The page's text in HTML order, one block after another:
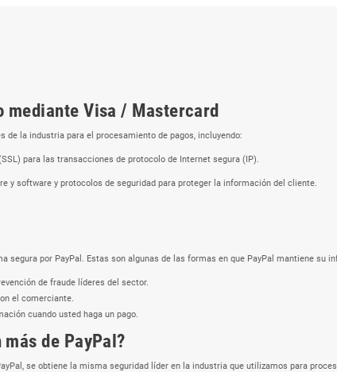
mediante Visa / Mastercard
de la industria para el procesamiento de pagos, incluyendo:
para las transacciones de protocolo de Internet segura (IP).
y software y protocolos de seguridad para proteger la información del cliente.
segura por PayPal. Estas son algunas de las formas en que PayPal mantiene su
de fraude líderes del sector.
el comerciante.
cuando usted haga un pago.
de PayPal?
se obtiene la misma seguridad líder en la industria que utilizamos para